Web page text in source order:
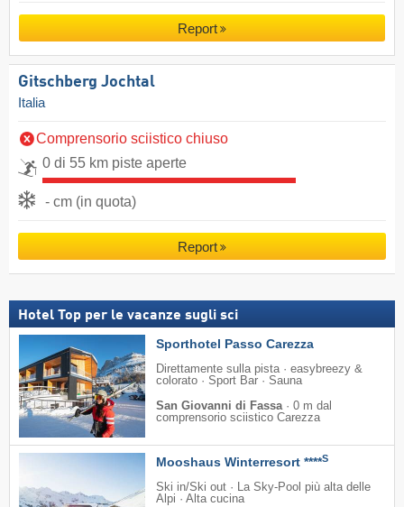
Report
Gitschberg Jochtal
Italia
Comprensorio sciistico chiuso
0 di 55 km piste aperte
- cm (in quota)
Report
Hotel Top per le vacanze sugli sci
Sporthotel Passo Carezza
Direttamente sulla pista · easybreezy &
colorato · Sport Bar · Sauna
San Giovanni di Fassa· 0 m dal
comprensorio sciistico Carezza
Mooshaus Winterresort ****S
Ski in/Ski out · La Sky-Pool più alta delle
Alpi · Alta cucina